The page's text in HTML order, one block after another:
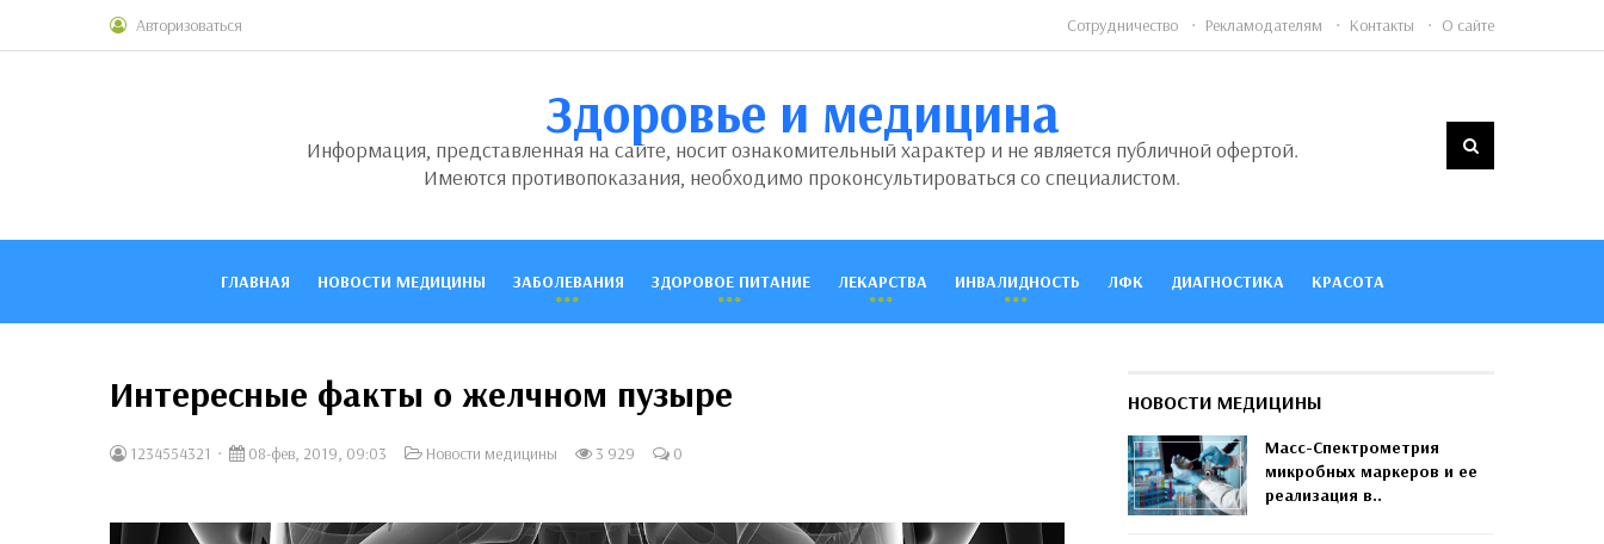
Авторизоваться Сотрудничество Рекламодателям Контакты О сайте
Здоровье и медицина
Информация, представленная на сайте, носит ознакомительный характер и не является публичной офертой.
Имеются противопоказания, необходимо проконсультироваться со специалистом.
ГЛАВНАЯ НОВОСТИ МЕДИЦИНЫ ЗАБОЛЕВАНИЯ ЗДОРОВОЕ ПИТАНИЕ ЛЕКАРСТВА ИНВАЛИДНОСТЬ ЛФК ДИАГНОСТИКА КРАСОТА
Интересные факты о желчном пузыре
1234554321 08-фев, 2019, 09:03 Новости медицины 3 929 0
НОВОСТИ МЕДИЦИНЫ
Масс-Спектрометрия
микробных маркеров и ее
реализация в..